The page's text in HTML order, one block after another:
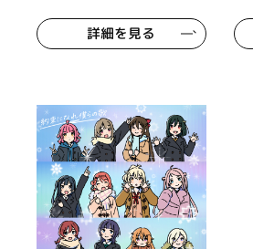
ク＆ボーカルコレクショ
ン「さざめきの街角」
詳細を見る